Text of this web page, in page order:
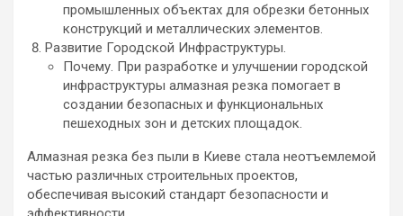
промышленных объектах для обрезки бетонных
конструкций и металлических элементов.
Развитие Городской Инфраструктуры.
Почему. При разработке и улучшении городской
инфраструктуры алмазная резка помогает в
создании безопасных и функциональных
пешеходных зон и детских площадок.
Алмазная резка без пыли в Киеве стала неотъемлемой
частью различных строительных проектов,
обеспечивая высокий стандарт безопасности и